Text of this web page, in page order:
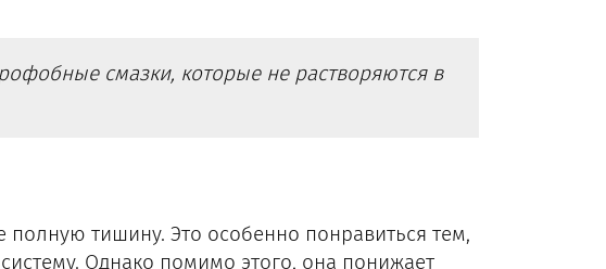
смазки, которые не растворяются в
полную тишину. Это особенно понравиться тем,
Однако помимо этого, она понижает